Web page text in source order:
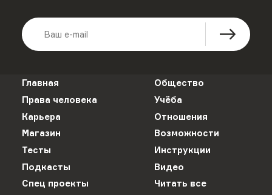
Главная
Общество
Права человека
Учёба
Карьера
Отношения
Магазин
Возможности
Тесты
Инструкции
Подкасты
Видео
Спец проекты
Читать все